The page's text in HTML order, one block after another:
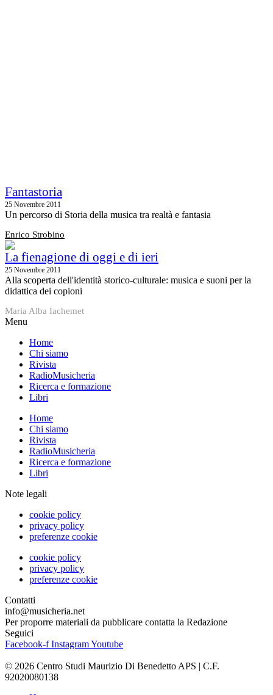
Fantastoria
25 Novembre 2011
Un percorso di Storia della musica tra realtà e fantasia
Enrico Strobino
La fienagione di oggi e di ieri
25 Novembre 2011
Alla scoperta dell'identità storico-culturale: musica e suoni per la
didattica dei copioni
Maria Alba Iachemet
Menu
Home
Chi siamo
Rivista
RadioMusicheria
Ricerca e formazione
Libri
Home
Chi siamo
Rivista
RadioMusicheria
Ricerca e formazione
Libri
Note legali
cookie policy
privacy policy
preferenze cookie
cookie policy
privacy policy
preferenze cookie
Contatti
info@musicheria.net
Per proporre materiali da pubblicare contatta la Redazione
Seguici
Facebook-f InstagramYoutube
© 2026 Centro Studi Maurizio Di Benedetto APS | C.F.
92020080138